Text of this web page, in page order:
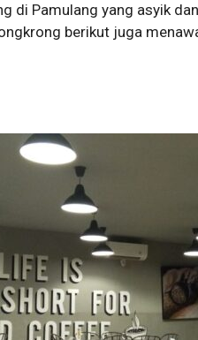
di Pamulang yang asyik dan
berikut juga